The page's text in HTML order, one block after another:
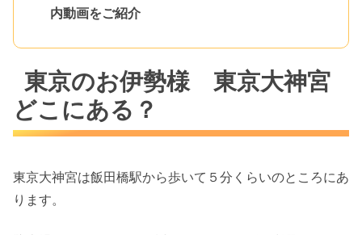
内動画をご紹介
東京のお伊勢様 東京大神宮
どこにある？
東京大神宮は飯田橋駅から歩いて５分くらいのところにあ
ります。